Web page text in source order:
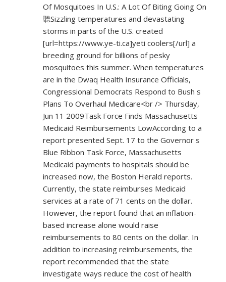
Of Mosquitoes In U.S.: A Lot Of Biting Going On
聽Sizzling temperatures and devastating
storms in parts of the U.S. created
[url=https://www.ye-ti.ca]yeti coolers[/url] a
breeding ground for billions of pesky
mosquitoes this summer. When temperatures
are in the Dwaq Health Insurance Officials,
Congressional Democrats Respond to Bush s
Plans To Overhaul Medicare<br /> Thursday,
Jun 11 2009Task Force Finds Massachusetts
Medicaid Reimbursements LowAccording to a
report presented Sept. 17 to the Governor s
Blue Ribbon Task Force, Massachusetts
Medicaid payments to hospitals should be
increased now, the Boston Herald reports.
Currently, the state reimburses Medicaid
services at a rate of 71 cents on the dollar.
However, the report found that an inflation-
based increase alone would raise
reimbursements to 80 cents on the dollar. In
addition to increasing reimbursements, the
report recommended that the state
investigate ways reduce the cost of health